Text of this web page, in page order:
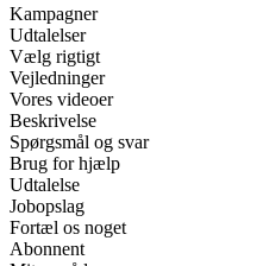
Kampagner
Udtalelser
Vælg rigtigt
Vejledninger
Vores videoer
Beskrivelse
Spørgsmål og svar
Brug for hjælp
Udtalelse
Jobopslag
Fortæl os noget
Abonnent